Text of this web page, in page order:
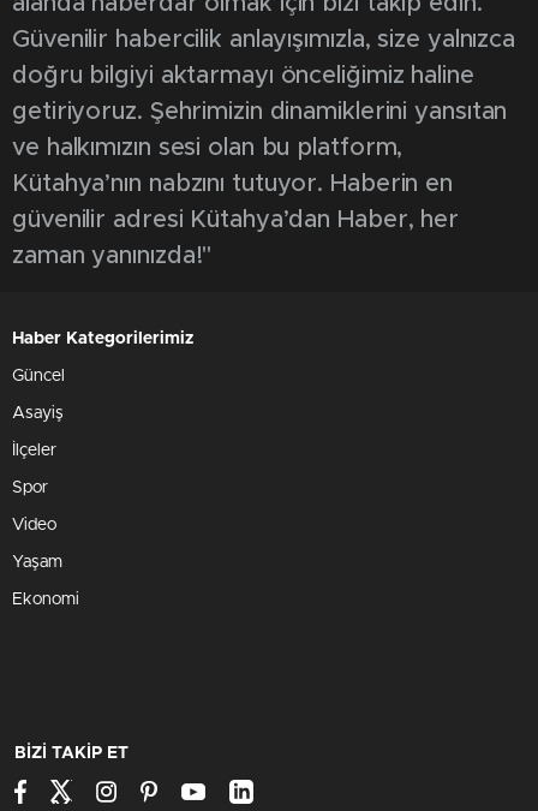
Güvenilir habercilik anlayışımızla, size yalnızca
doğru bilgiyi aktarmayı önceliğimiz haline
getiriyoruz. Şehrimizin dinamiklerini yansıtan
ve halkımızın sesi olan bu platform,
Kütahya’nın nabzını tutuyor. Haberin en
güvenilir adresi Kütahya’dan Haber, her
zaman yanınızda!"
Haber Kategorilerimiz
Güncel
Asayiş
İlçeler
Spor
Video
Yaşam
Ekonomi
BİZİ TAKİP ET